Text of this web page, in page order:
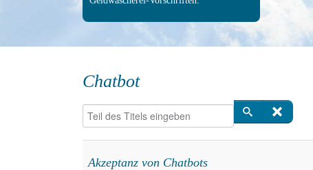
Chatbot
Teil des Titels eingeben
Akzeptanz von Chatbots